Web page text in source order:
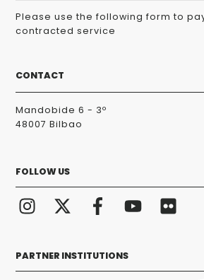
Please use the following form to
contracted service
CONTACT
Mandobide 6 - 3º
48007 Bilbao
FOLLOW US
PARTNER INSTITUTIONS